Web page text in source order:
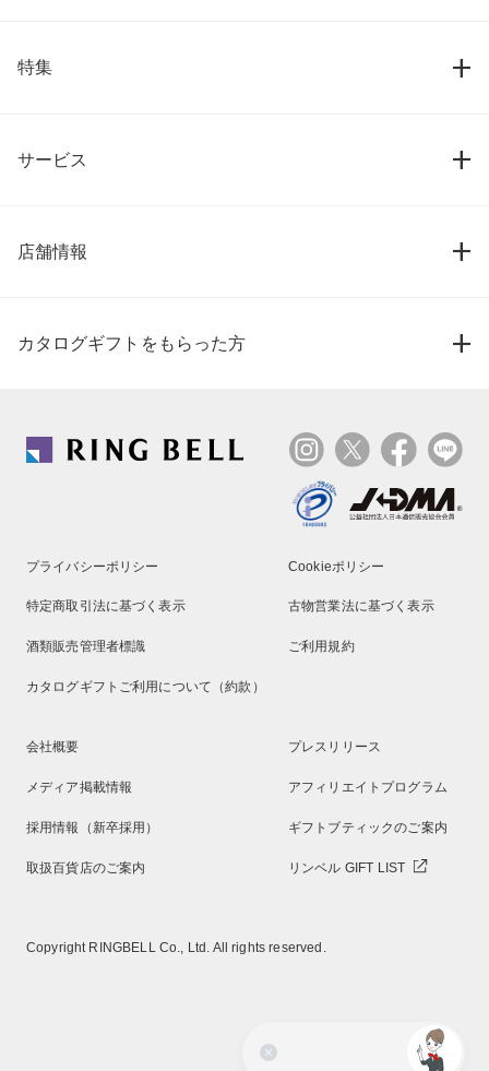
特集
サービス
店舗情報
カタログギフトをもらった方
プライバシーポリシー Cookieポリシー
特定商取引法に基づく表示 古物営業法に基づく表示
酒類販売管理者標識 ご利用規約
カタログギフトご利用について（約款）
会社概要 プレスリリース
メディア掲載情報 アフィリエイトプログラム
採用情報（新卒採用） ギフトブティックのご案内
取扱百貨店のご案内 リンベル GIFT LIST
Copyright RINGBELL Co., Ltd. All rights reserved.